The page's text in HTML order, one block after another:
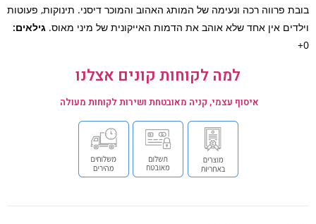
פרווה רכה ונעימה של המותג האהוב והמוכר דיסני. תינוקות, פעוטות
אין אחד שלא אוהב את הדמות האייקונית של מיני מאוס.גילאים:
למה לקוחות קונים אצלנו
איסוף עצמי, קניה מאובטחת ושירות לקוחות מעולה